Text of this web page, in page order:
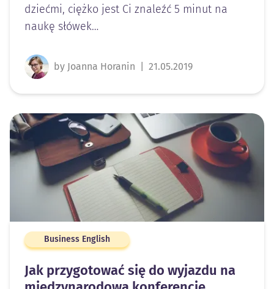
dziećmi, ciężko jest Ci znaleźć 5 minut na
naukę słówek…
by Joanna Horanin 21.05.2019
Business English
Jak przygotować się do wyjazdu na